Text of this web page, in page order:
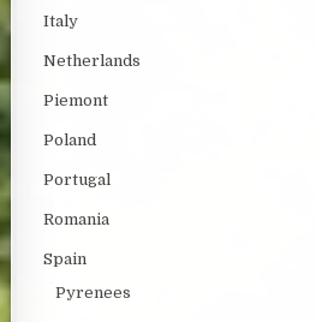
Italy
Netherlands
Piemont
Poland
Portugal
Romania
Spain
Pyrenees